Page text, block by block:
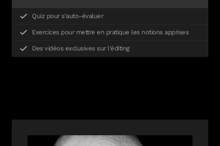
Quiz pour s'auto-évaluer
Exercices pour mettre en pratique les notions apprises
Des vidéos exclusives sur l'éditing